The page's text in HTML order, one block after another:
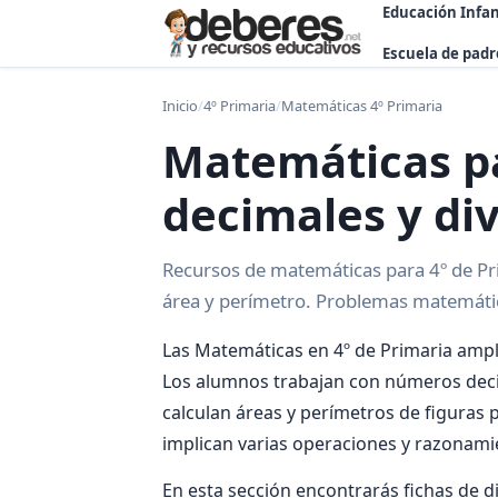
Educación
Escuela de
Inicio/4º Primaria/Matemáticas 4º Primaria
Matemáticas
decimales y
Recursos de matemáticas para 4º de
área y perímetro. Problemas
Las Matemáticas en 4º de Primaria
Los alumnos trabajan con números
calculan áreas y perímetros de figuras
implican varias operaciones y
En esta sección encontrarás fichas de